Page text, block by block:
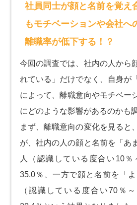
社員同士が顔と名前を覚え
もモチベーションや会社へ
離職率が低下する！？
今回の調査では、社内の人から
れている」だけでなく、自身が
によって、離職意向やモチベー
にどのような影響があるのかも
まず、離職意向の変化を見ると
が、社内の人の顔と名前を「あ
人（認識している度合い10％
35.0％、一方で顔と名前を「
（認識している度合い70％